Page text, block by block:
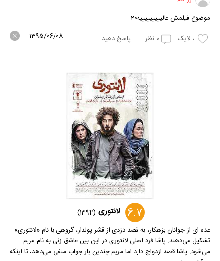
موضوع فیلمش عالیییییییییه20
0 لایک 0 نظر پاسخ دهید 1395/06/08
6.7 لانتوری (1394)
عده ای از جوانان بزهکار، به قصد دزدی از قشر پولدار، گروهی با نام «لانتوری»
تشکیل می‌دهند. پاشا فرد اصلی لانتوری در این بین عاشق زنی به نام مریم
می‌شود. پاشا قصد ازدواج دارد اما مریم چندین بار جواب منفی می‌دهد، تا اینکه